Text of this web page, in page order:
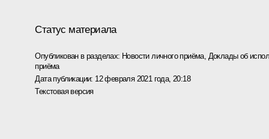
Статус материала
Опубликован в разделах: Новости личного приёма, Доклады об
приёма
Дата публикации: 12 февраля 2021 года, 20:18
Текстовая версия